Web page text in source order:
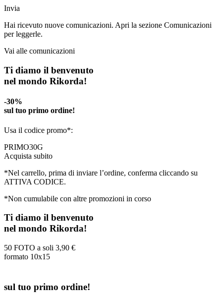
Invia
Hai ricevuto nuove comunicazioni. Apri la sezione Comunicazioni
per leggerle.
Vai alle comunicazioni
Ti diamo il benvenuto
nel mondo Rikorda!
-30%
sul tuo primo ordine!
Usa il codice promo*:
PRIMO30G
Acquista subito
*Nel carrello, prima di inviare l’ordine, conferma cliccando su
ATTIVA CODICE.
*Non cumulabile con altre promozioni in corso
Ti diamo il benvenuto
nel mondo Rikorda!
50 FOTO a soli 3,90 €
formato 10x15
sul tuo primo ordine!